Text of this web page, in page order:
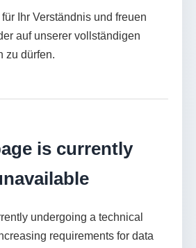
Ihr Verständnis und freuen
auf unserer vollständigen
zu dürfen.
is currently
undergoing a technical
requirements for data